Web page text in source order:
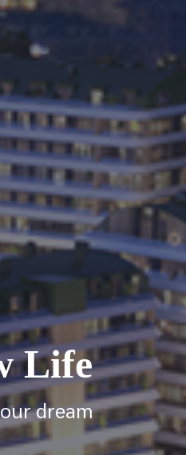
Life
dream!